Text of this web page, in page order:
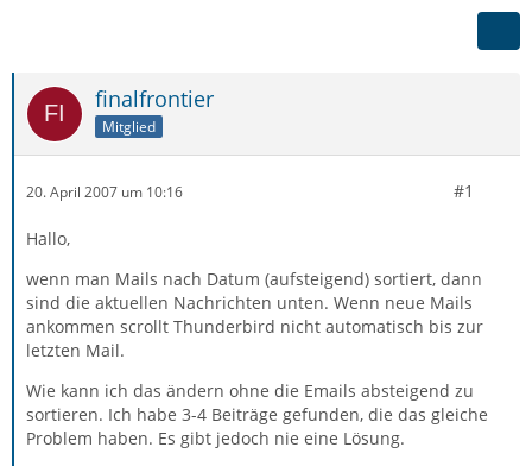
finalfrontier
Mitglied
20. April 2007 um 10:16 #1
Hallo,
wenn man Mails nach Datum (aufsteigend) sortiert, dann
sind die aktuellen Nachrichten unten. Wenn neue Mails
ankommen scrollt Thunderbird nicht automatisch bis zur
letzten Mail.
Wie kann ich das ändern ohne die Emails absteigend zu
sortieren. Ich habe 3-4 Beiträge gefunden, die das gleiche
Problem haben. Es gibt jedoch nie eine Lösung.